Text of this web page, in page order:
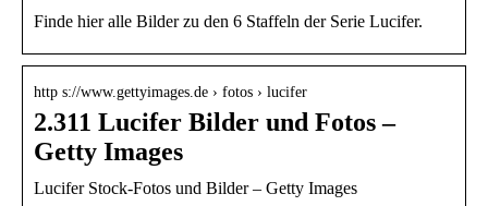
Finde hier alle Bilder zu den 6 Staffeln der Serie Lucifer.
http s://www.gettyimages.de › fotos › lucifer
2.311 Lucifer Bilder und Fotos –
Getty Images
Lucifer Stock-Fotos und Bilder – Getty Images